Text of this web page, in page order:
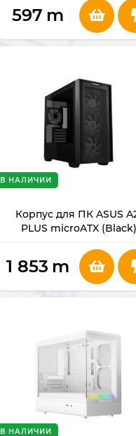
597 m
Корпус для ПК ASUS
PLUS microATX (Black)
В НАЛИЧИИ
1 853 m
В НАЛИЧИИ